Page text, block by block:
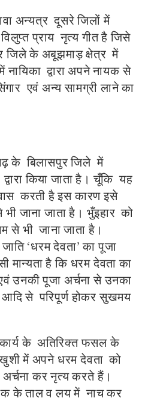
अन्यत्र दूसरे जिलों में
प्राय नृत्य गीत है जिसे
जिले के अबूझमाड़ क्षेत्र में
द्वारा अपने नायक से
एवं अन्य सामग्री लाने का
के बिलासपुर जिले में
किया जाता है। चूँकि यह
करती है इस कारण इसे
जाना जाता है। भुँइहार को
से भी जाना जाता है।
‘धरम देवता’ का पूजा
है कि धरम देवता का
उनकी पूजा अर्चना से उनका
से परिपूर्ण होकर सुखमय
के अतिरिक्त फसल के
में अपने धरम देवता को
कर नृत्य करते हैं।
के ताल व लय में नाच कर